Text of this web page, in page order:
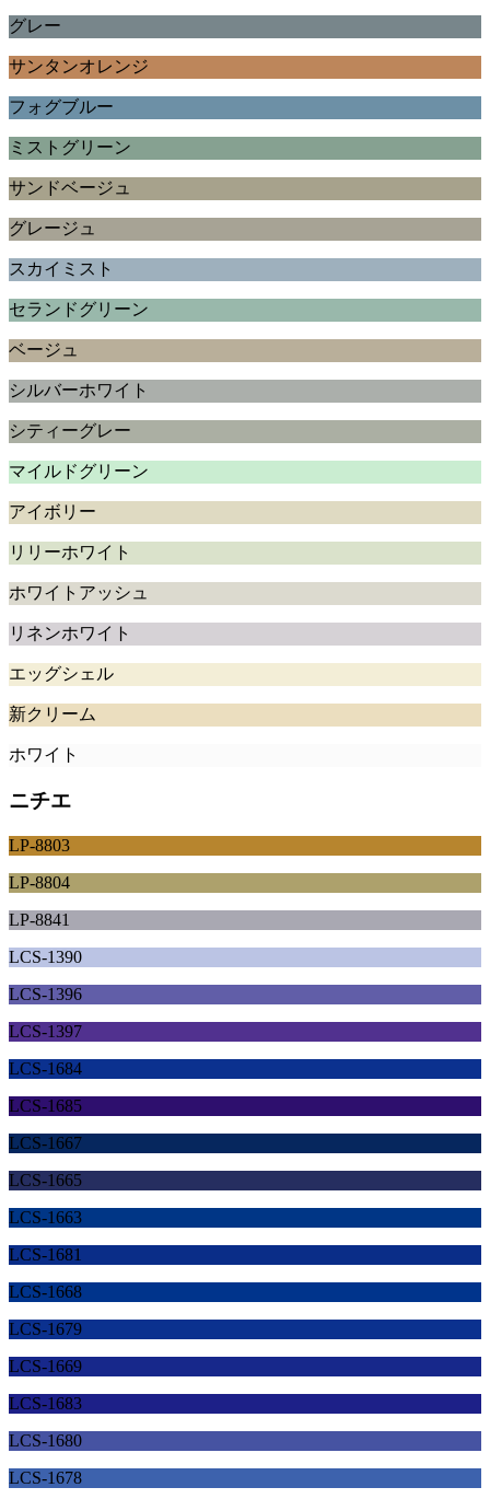
グレー
サンタンオレンジ
フォグブルー
ミストグリーン
サンドベージュ
グレージュ
スカイミスト
セランドグリーン
ベージュ
シルバーホワイト
シティーグレー
マイルドグリーン
アイボリー
リリーホワイト
ホワイトアッシュ
リネンホワイト
エッグシェル
新クリーム
ホワイト
ニチエ
LP-8803
LP-8804
LP-8841
LCS-1390
LCS-1396
LCS-1397
LCS-1684
LCS-1685
LCS-1667
LCS-1665
LCS-1663
LCS-1681
LCS-1668
LCS-1679
LCS-1669
LCS-1683
LCS-1680
LCS-1678